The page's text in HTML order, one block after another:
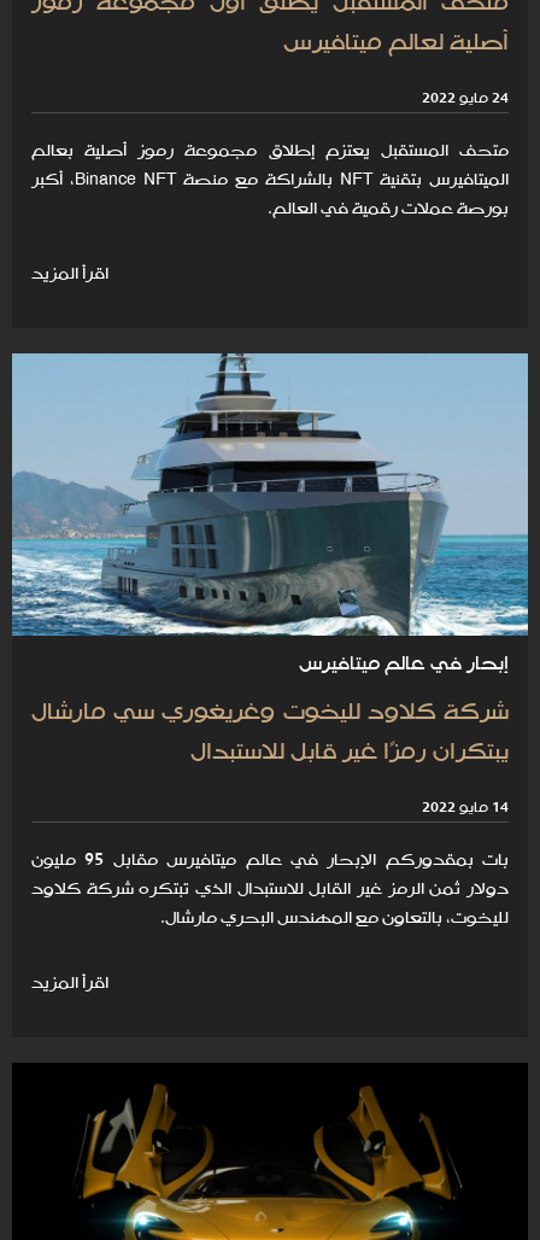
أصلية لعالم ميتافيرس
24 مايو 2022
متحف المستقبل يعتزم إطلاق مجموعة رموز أصلية بعالم
الميتافيرس بتقنية NFT بالشراكة مع منصة Binance NFT، أكبر
بورصة عملات رقمية في العالم.
اقرأ المزيد
إبحار في عالم ميتافيرس
شركة كلاود لليخوت وغريغوري سي مارشال
يبتكران رمزًا غير قابل للاستبدال
14 مايو 2022
بات بمقدوركم الإبحار في عالم ميتافيرس مقابل 95 مليون
دولار ثمن الرمز غير القابل للاستبدال الذي تبتكره شركة كلاود
لليخوت، بالتعاون مع المهندس البحري مارشال.
اقرأ المزيد